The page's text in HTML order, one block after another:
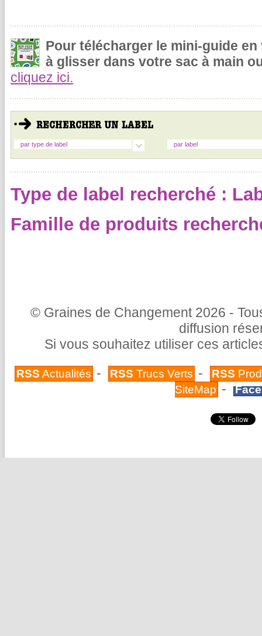
Pour télécharger le mini-guide
à glisser dans votre sac à main
cliquez ici.
par type de label par label
Type de label recherché :
Famille de produits
© Graines de Changement 2026 -
diffusion
Si vous souhaitez utiliser ces
RSS Actualités - RSS Trucs Verts - RSS
SiteMap -